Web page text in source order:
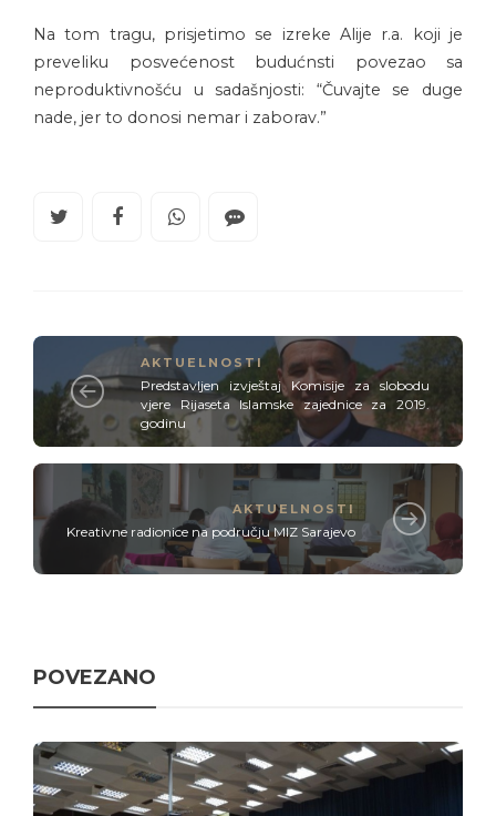
Na tom tragu, prisjetimo se izreke Alije r.a. koji je
preveliku posvećenost budućnsti povezao sa
neproduktivnošću u sadašnjosti: “Čuvajte se duge
nade, jer to donosi nemar i zaborav.”
AKTUELNOSTI
Predstavljen izvještaj Komisije za slobodu
vjere Rijaseta Islamske zajednice za 2019.
godinu
AKTUELNOSTI
Kreativne radionice na području MIZ Sarajevo
POVEZANO